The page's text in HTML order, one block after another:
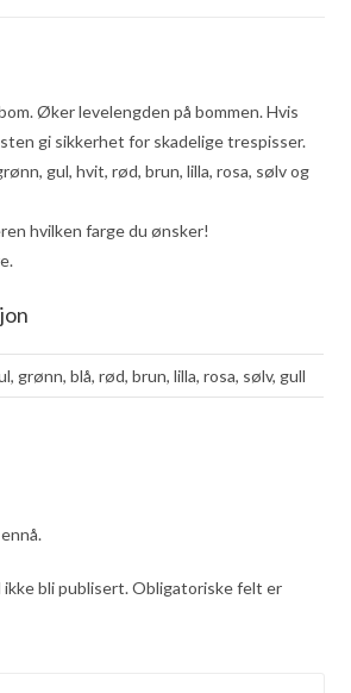
Øker levelengden på bommen. Hvis
gi sikkerhet for skadelige trespisser.
gul, hvit, rød, brun, lilla, rosa, sølv og
hvilken farge du ønsker!
grønn, blå, rød, brun, lilla, rosa, sølv, gull
bli publisert. Obligatoriske felt er